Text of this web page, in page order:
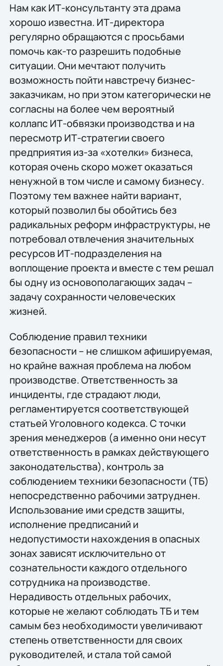
Нам как ИТ-консультанту эта драма
хорошо известна. ИТ-директора
регулярно обращаются с просьбами
помочь как-то разрешить подобные
ситуации. Они мечтают получить
возможность пойти навстречу бизнес-
заказчикам, но при этом категорически не
согласны на более чем вероятный
коллапс ИТ-обвязки производства и на
пересмотр ИТ-стратегии своего
предприятия из-за «хотелки» бизнеса,
которая очень скоро может оказаться
ненужной в том числе и самому бизнесу.
Поэтому тем важнее найти вариант,
который позволил бы обойтись без
радикальных реформ инфраструктуры, не
потребовал отвлечения значительных
ресурсов ИТ-подразделения на
воплощение проекта и вместе с тем решал
бы одну из основополагающих задач –
задачу сохранности человеческих
жизней.
Соблюдение правил техники
безопасности – не слишком афишируемая,
но крайне важная проблема на любом
производстве. Ответственность за
инциденты, где страдают люди,
регламентируется соответствующей
статьей Уголовного кодекса. С точки
зрения менеджеров (а именно они несут
ответственность в рамках действующего
законодательства), контроль за
соблюдением техники безопасности (ТБ)
непосредственно рабочими затруднен.
Использование ими средств защиты,
исполнение предписаний и
недопустимости нахождения в опасных
зонах зависят исключительно от
сознательности каждого отдельного
сотрудника на производстве.
Нерадивость отдельных рабочих,
которые не желают соблюдать ТБ и тем
самым без необходимости увеличивают
степень ответственности для своих
руководителей, и стала той самой